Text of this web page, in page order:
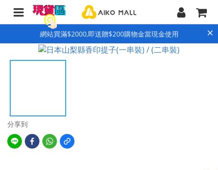
網站買滿$2000,即送贈$200購物金當現金使用 ×
分享到